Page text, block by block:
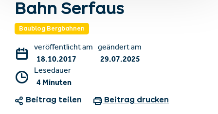
Bahn Serfaus
Baublog Bergbahnen
veröffentlicht am
18.10.2017
geändert am
29.07.2025
Lesedauer
4 Minuten
Beitrag teilen Beitrag drucken